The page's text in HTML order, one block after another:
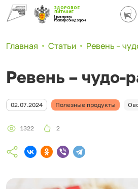
ЗДОРОВОЕ
ПИТАНИЕ
Проверено
Роспотребнадзором
Главная Статьи Ревень –
Ревень – чудо-
02.07.2024 Полезные продукты
1322 2